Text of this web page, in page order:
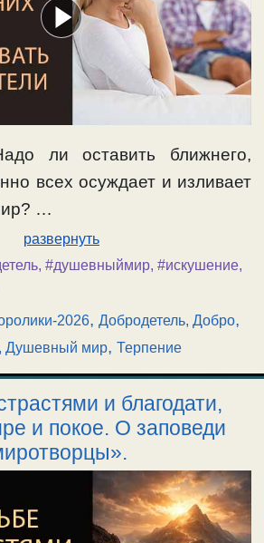
ли оставить ближнего,
всех осуждает и изливает
…
развернуть
, #душевныймир, #искушение,
2026,Добродетель, Добро,
Душевный мир, Терпение
и благодати,
и покое. О заповеди